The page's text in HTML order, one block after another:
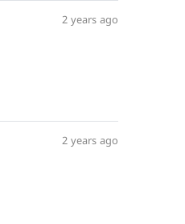
2 years ago
2 years ago